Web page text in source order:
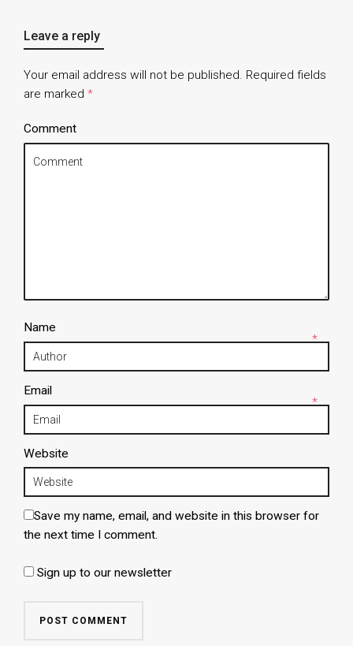
Leave a reply
Your email address will not be published. Required fields
are marked *
Comment
Name
*
Email
*
Website
Save my name, email, and website in this browser for
the next time I comment.
Sign up to our newsletter